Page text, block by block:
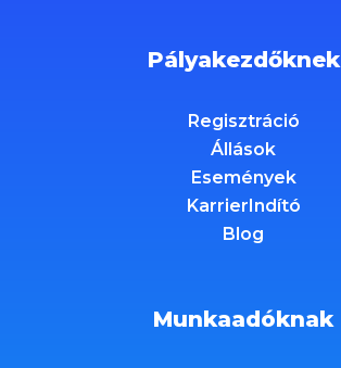
Pályakezdőknek
Regisztráció
Állások
Események
KarrierIndító
Blog
Munkaadóknak